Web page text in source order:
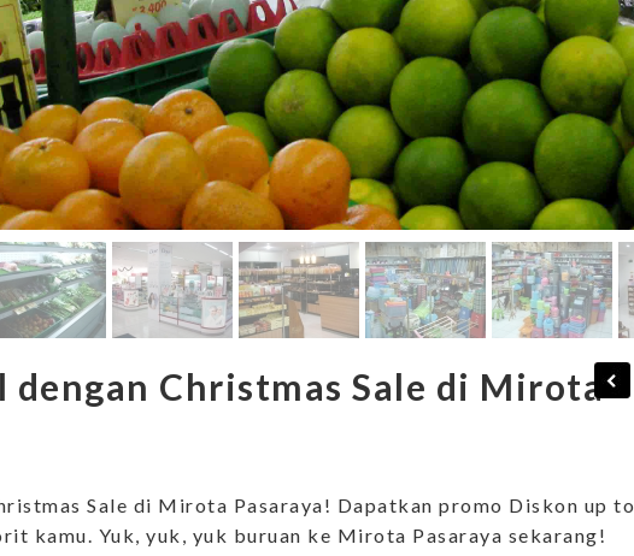
dengan Christmas Sale di Mirota
Sale di Mirota Pasaraya! Dapatkan promo Diskon up to
kamu. Yuk, yuk, yuk buruan ke Mirota Pasaraya sekarang!